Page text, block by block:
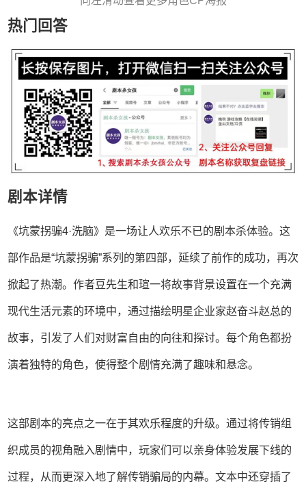
热门回答
剧本详情
《坑蒙拐骗4·洗脑》是一场让人欢乐不已的剧本杀体验。这
部作品是“坑蒙拐骗”系列的第四部，延续了前作的成功，再次
掀起了热潮。作者豆先生和瑄一将故事背景设置在一个充满
现代生活元素的环境中，通过描绘明星企业家赵奋斗赵总的
故事，引发了人们对财富自由的向往和探讨。每个角色都扮
演着独特的角色，使得整个剧情充满了趣味和悬念。
这部剧本的亮点之一在于其欢乐程度的升级。通过将传销组
织成员的视角融入剧情中，玩家们可以亲身体验发展下线的
过程，从而更深入地了解传销骗局的内幕。文本中还穿插了